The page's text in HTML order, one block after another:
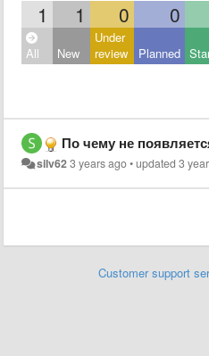
1 1 0 0
All New
Under
review
Planned
По чему не появляется
silv623 years ago•updated3
Customer support